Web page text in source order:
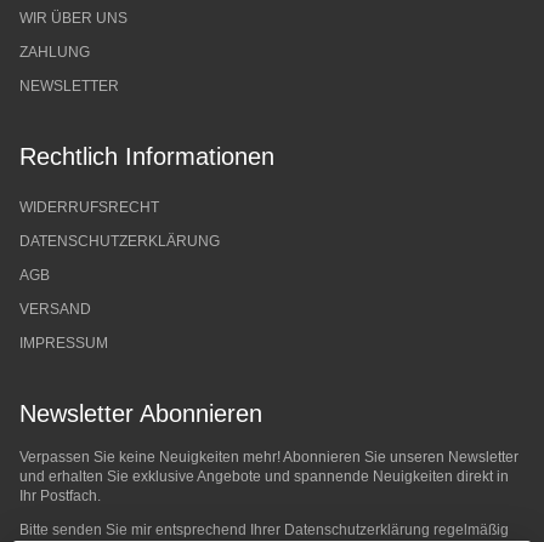
WIR ÜBER UNS
ZAHLUNG
NEWSLETTER
Rechtlich Informationen
WIDERRUFSRECHT
DATENSCHUTZERKLÄRUNG
AGB
VERSAND
IMPRESSUM
Newsletter Abonnieren
Verpassen Sie keine Neuigkeiten mehr! Abonnieren Sie unseren Newsletter
und erhalten Sie exklusive Angebote und spannende Neuigkeiten direkt in
Ihr Postfach.
Bitte senden Sie mir entsprechend Ihrer Datenschutzerklärung regelmäßig